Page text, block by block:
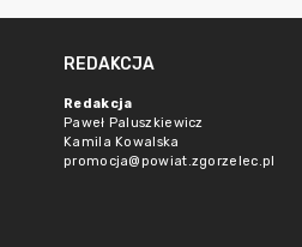
REDAKCJA
Redakcja
Paweł Paluszkiewicz
Kamila Kowalska
promocja@powiat.zgorzelec.pl